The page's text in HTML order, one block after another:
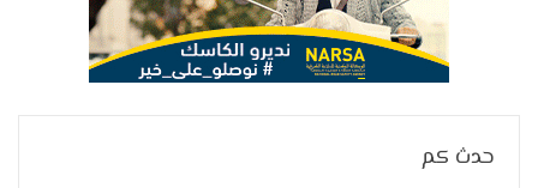
حدث كم